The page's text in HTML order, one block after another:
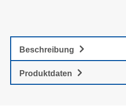
einfangen, bevor ein Austausch
ist.Elegantes WeißDie
ansprechenden weißen
sich optisch gut in die
ermöglicht eine diskrete
Beschreibung
Produktdaten